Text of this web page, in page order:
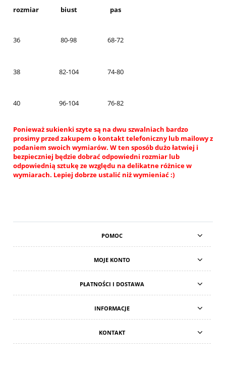
rozmiar biust pas
36 80-98 68-72
38 82-104 74-80
40 96-104 76-82
Ponieważ sukienki szyte są na dwu szwalniach bardzo
prosimy przed zakupem o kontakt telefoniczny lub mailowy z
podaniem swoich wymiarów. W ten sposób dużo łatwiej i
bezpieczniej będzie dobrać odpowiedni rozmiar lub
odpowiednią sztukę ze względu na delikatne różnice w
wymiarach. Lepiej dobrze ustalić niż wymieniać :)
POMOC
MOJE KONTO
PŁATNOŚCI I DOSTAWA
INFORMACJE
KONTAKT